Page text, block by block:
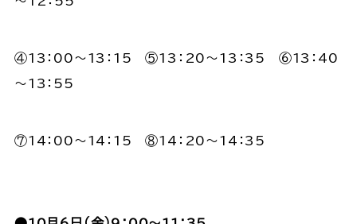
④13：00～13：15 ⑤13：20～13：35 ⑥13：40
～13：55
⑦14：00～14：15 ⑧14：20～14：35